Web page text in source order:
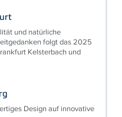
und natürliche
folgt das 2025
Kelsterbach und
Design auf innovative